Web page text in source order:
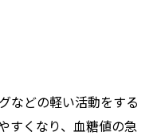
などの軽い活動をする
すくなり、血糖値の急